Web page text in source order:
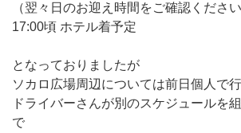
（翌々日のお迎え時間をご確認ください
17:00頃 ホテル着予定
となっておりましたが
ソカロ広場周辺については前日個人で
ドライバーさんが別のスケジュールを
で